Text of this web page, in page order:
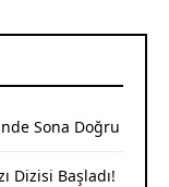
Sona Doğru
Dizisi Başladı!